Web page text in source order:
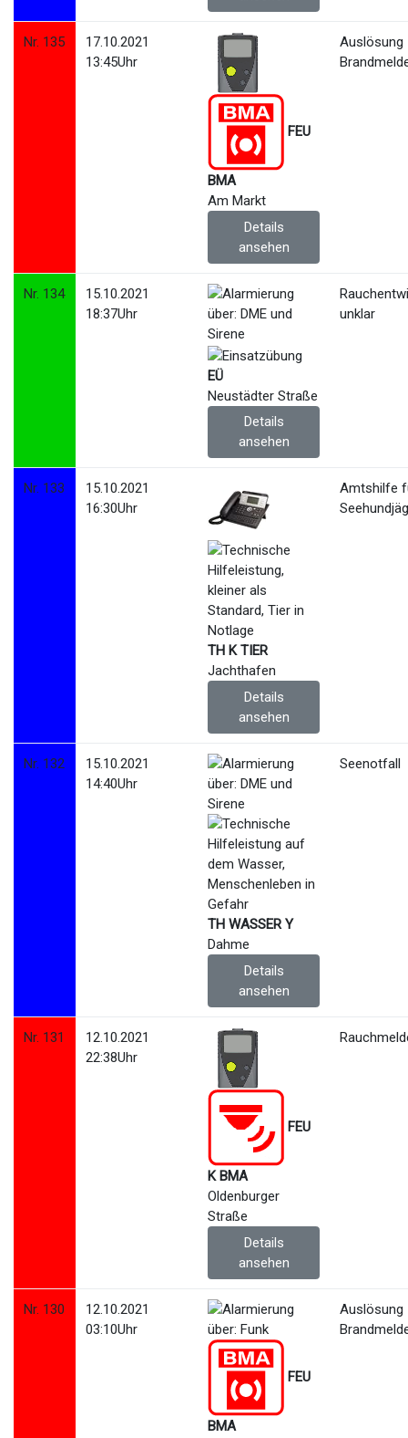
Nr. 135
17.10.2021
13:45Uhr
FEU
BMA
Am Markt
Details
ansehen
Auslösung
Nr. 134
15.10.2021
18:37Uhr
EÜ
Neustädter Straße
Details
ansehen
unklar
Nr. 133
15.10.2021
16:30Uhr
TH K TIER
Jachthafen
Details
ansehen
Amtshilfe
Nr. 132
15.10.2021
14:40Uhr
TH WASSER Y
Dahme
Details
ansehen
Seenotfall
Nr. 131
12.10.2021
22:38Uhr
FEU
K BMA
Oldenburger
Straße
Details
ansehen
Nr. 130
12.10.2021
03:10Uhr
FEU
BMA
Auslösung